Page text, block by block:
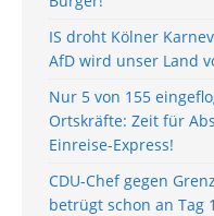
IS droht Kölner
AfD wird unser Land
Nur 5 von 155
Ortskräfte: Zeit für
Einreise-Express!
CDU-Chef gegen
betrügt schon an Tag